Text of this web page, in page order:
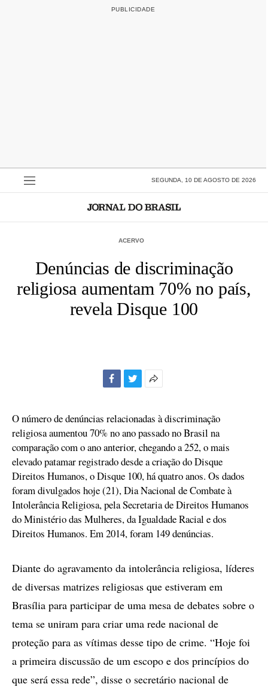
SEGUNDA, 10 DE AGOSTO DE 2026
ACERVO
Denúncias de discriminação
religiosa aumentam 70% no país,
revela Disque 100
compartilhamento
O número de denúncias relacionadas à discriminação
religiosa aumentou 70% no ano passado no Brasil na
comparação com o ano anterior, chegando a 252, o mais
elevado patamar registrado desde a criação do Disque
Direitos Humanos, o Disque 100, há quatro anos. Os dados
foram divulgados hoje (21), Dia Nacional de Combate à
Intolerância Religiosa, pela Secretaria de Direitos Humanos
do Ministério das Mulheres, da Igualdade Racial e dos
Direitos Humanos. Em 2014, foram 149 denúncias.
Diante do agravamento da intolerância religiosa, líderes
de diversas matrizes religiosas que estiveram em
Brasília para participar de uma mesa de debates sobre o
tema se uniram para criar uma rede nacional de
proteção para as vítimas desse tipo de crime. “Hoje foi
a primeira discussão de um escopo e dos princípios do
que será essa rede”, disse o secretário nacional de